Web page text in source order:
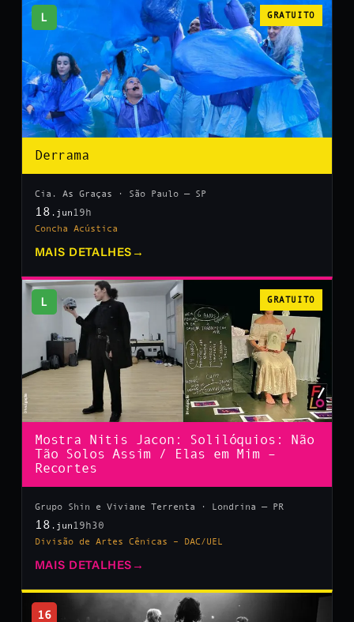
L GRATUITO
Derrama
Cia. As Graças · São Paulo — SP
18 .jun 19h
Concha Acústica
MAIS DETALHES →
L GRATUITO
Mostra Nitis Jacon: Solilóquios: Não
Tão Solos Assim / Elas em Mim –
Recortes
Grupo Shin e Viviane Terrenta · Londrina — PR
18 .jun 19h30
Divisão de Artes Cênicas – DAC/UEL
MAIS DETALHES →
16